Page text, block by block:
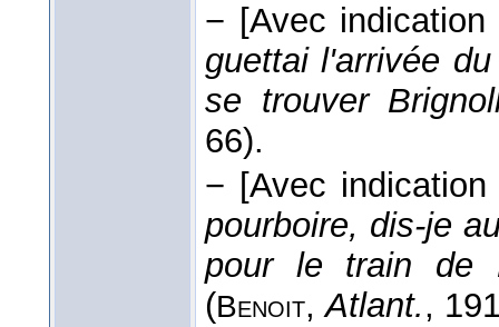
− [Avec
guettai l'arrivée
se trouver
66).
− [Avec
pourboire, dis-je
pour le train de
(Benoit,Atlant.,